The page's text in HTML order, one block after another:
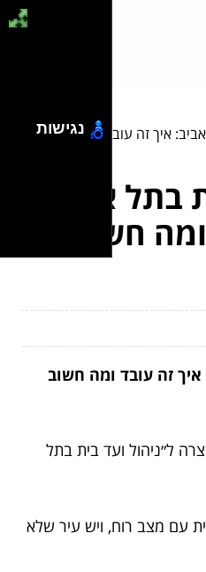
איך זה עובד ומה חשוב
בתל אביב:
חשוב
איך זה עובד ומה חשוב
ל״ניהול ועד בית בתל
עם מצב רוח, ויש עיר שלא
נגישות